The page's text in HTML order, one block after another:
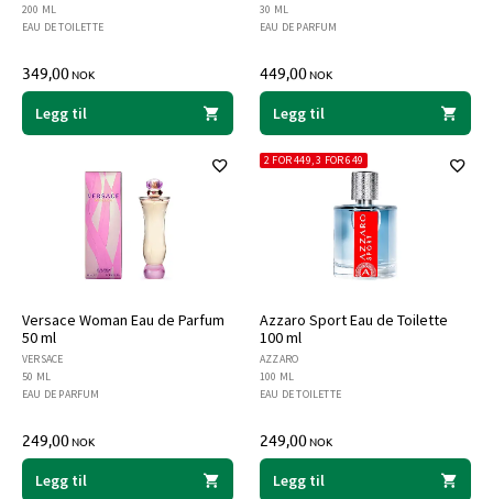
200 ML
EAU DE TOILETTE
349,00NOK
Legg til
30 ML
EAU DE PARFUM
449,00NOK
Legg til
Versace Woman Eau de Parfum
50 ml
VERSACE
50 ML
EAU DE PARFUM
249,00NOK
Legg til
Azzaro Sport Eau de Toilette
100 ml
2 FOR 449, 3 FOR 649
AZZARO
100 ML
EAU DE TOILETTE
249,00NOK
Legg til